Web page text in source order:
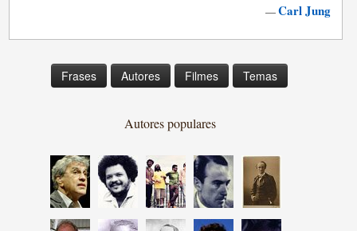
—Carl Jung
Frases Autores Filmes Temas
Autores populares